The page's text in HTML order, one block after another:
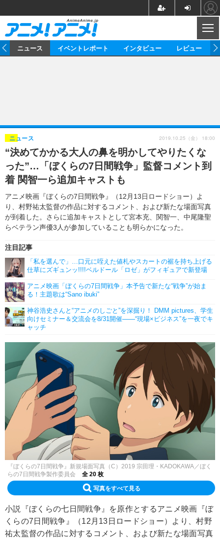
ゲーム グッズ
イベント 海外
海外イベント ビジネス
俳優・タレント アーティスト
ビジネス
アニメ 実写
書評 イベント
ゲーム 座談会
動画
アニメ
アニメ！アニメ！TV ABEMA Cafe
連載・コラム
ニュース イベントレポート インタビュー レビュー
“決めてかかる大人の鼻を明かしてやりたくな
った”…「ぼくらの7日間戦争」監督コメント到
着 関智一ら追加キャストも
アニメ映画『ぼくらの7日間戦争』（12月13日ロードショー）よ
り、村野祐太監督の作品に対するコメント、および新たな場面写真
が到着した。さらに追加キャストとして宮本充、関智一、中尾隆聖
らベテラン声優3人が参加していることも明らかになった。
ニュース
注目記事
「私を選んで」…口元に咥えた値札やスカートの裾を持ち上げる
仕草にズギュンッ!!!!ベルドール「ロゼ」がフィギュアで新登場
アニメ映画「ぼくらの7日間戦争」本予告で新たな“戦争”が始ま
る！主題歌は“Sano ibuki”
神谷浩史さんと“アニメのしごと”を深掘り！ DMM pictures、学生
向けセミナー＆交流会を8/31開催――“現場×ビジネス”を一夜でキ
ャッチ
2019.10.25（金） 18:00
『ぼくらの7日間戦争』新規場面写真（C）2019 宗田理・KADOKAWA／ぼく
らの7日間戦争製作委員会
全 20 枚
写真をすべて見る
小説『ぼくらの七日間戦争』を原作とするアニメ映画『ぼ
くらの7日間戦争』（12月13日ロードショー）より、村野
祐太監督の作品に対するコメント、および新たな場面写真